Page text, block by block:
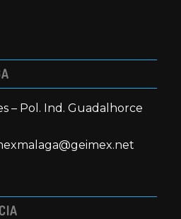
– Pol. Ind. Guadalhorce